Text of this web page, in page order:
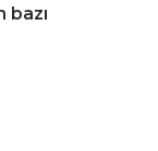
bazı